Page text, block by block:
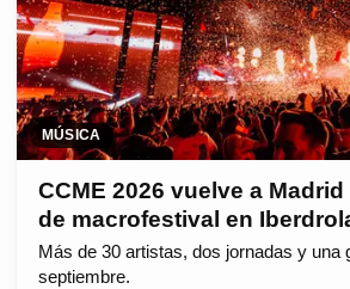
MÚSICA
CCME 2026 vuelve a
de macrofestival en
Más de 30 artistas, dos jornadas y una
septiembre.